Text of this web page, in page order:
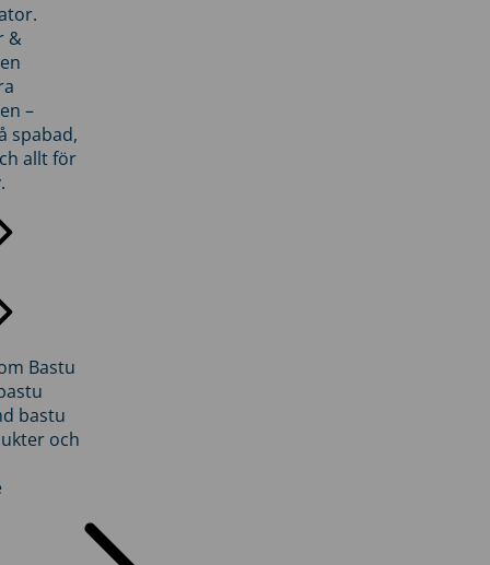
&
–
spabad,
allt för
Bastu
bastu
och